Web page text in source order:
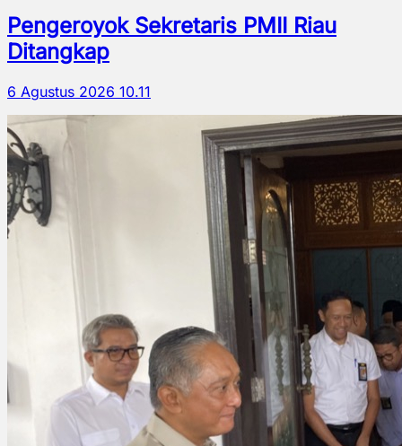
Pengeroyok Sekretaris PMII Riau
Ditangkap
6 Agustus 2026 10.11